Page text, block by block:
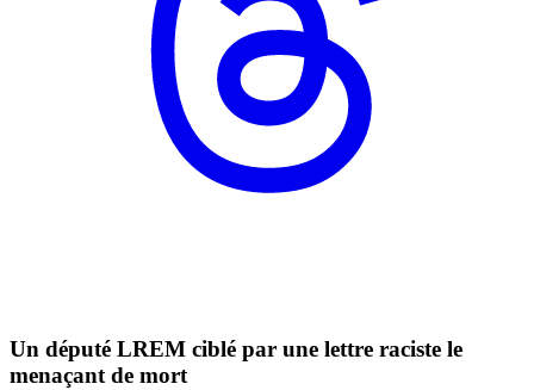
Un député LREM ciblé par une lettre raciste le
menaçant de mort